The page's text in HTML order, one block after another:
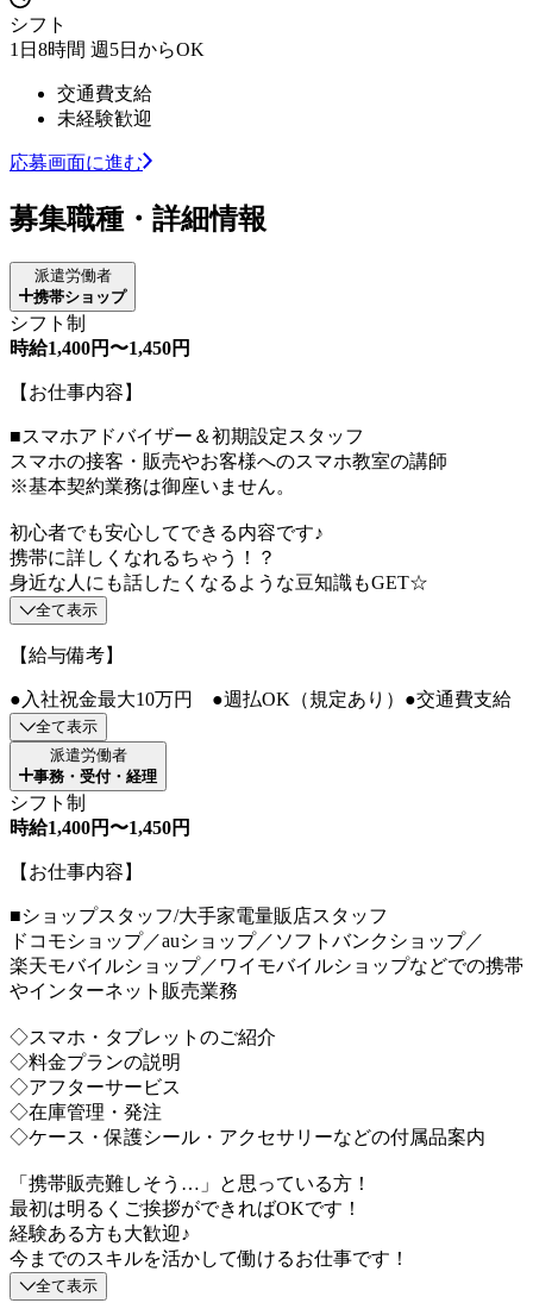
シフト
1日8時間 週5日からOK
交通費支給
未経験歓迎
応募画面に進む
募集職種・詳細情報
派遣労働者
携帯ショップ
シフト制
時給1,400円〜1,450円
【お仕事内容】
■スマホアドバイザー＆初期設定スタッフ
スマホの接客・販売やお客様へのスマホ教室の講師
※基本契約業務は御座いません。
初心者でも安心してできる内容です♪
携帯に詳しくなれるちゃう！？
身近な人にも話したくなるような豆知識もGET☆
全て表示
【給与備考】
●入社祝金最大10万円 ●週払OK（規定あり）●交通費支給
全て表示
派遣労働者
事務・受付・経理
シフト制
時給1,400円〜1,450円
【お仕事内容】
■ショップスタッフ/大手家電量販店スタッフ
ドコモショップ／auショップ／ソフトバンクショップ／
楽天モバイルショップ／ワイモバイルショップなどでの携帯
やインターネット販売業務
◇スマホ・タブレットのご紹介
◇料金プランの説明
◇アフターサービス
◇在庫管理・発注
◇ケース・保護シール・アクセサリーなどの付属品案内
「携帯販売難しそう…」と思っている方！
最初は明るくご挨拶ができればOKです！
経験ある方も大歓迎♪
今までのスキルを活かして働けるお仕事です！
全て表示